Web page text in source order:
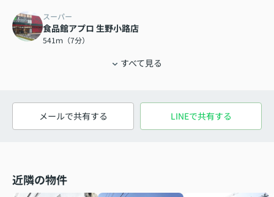
スーパー
食品館アプロ 生野小路店
541ｍ（7分）
すべて見る
メールで共有する LINEで共有する
近隣の物件